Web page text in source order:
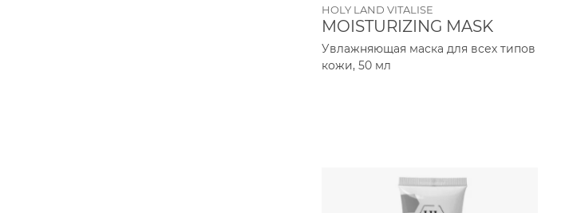
HOLY LAND VITALISE
MOISTURIZING MASK
Увлажняющая маска для всех типов
кожи, 50 мл
70мл
1750